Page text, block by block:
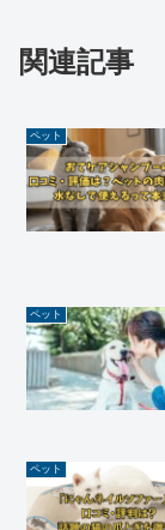
関連記事
ペット
ペット
ペット